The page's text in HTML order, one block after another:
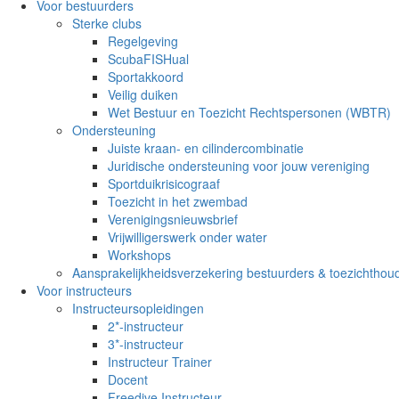
Voor bestuurders
Sterke clubs
Regelgeving
ScubaFISHual
Sportakkoord
Veilig duiken
Wet Bestuur en Toezicht Rechtspersonen (WBTR)
Ondersteuning
Juiste kraan- en cilindercombinatie
Juridische ondersteuning voor jouw vereniging
Sportduikrisicograaf
Toezicht in het zwembad
Verenigingsnieuwsbrief
Vrijwilligerswerk onder water
Workshops
Aansprakelijkheidsverzekering bestuurders &
Voor instructeurs
Instructeursopleidingen
2*-instructeur
3*-instructeur
Instructeur Trainer
Docent